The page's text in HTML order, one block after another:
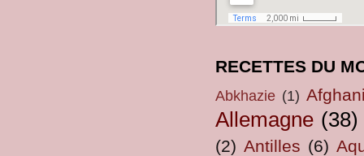
RECETTES DU
Abkhazie (1)
Allemagne (38)
(2) Antilles (6)